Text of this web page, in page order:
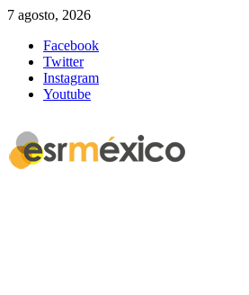
7 agosto, 2026
Facebook
Twitter
Instagram
Youtube